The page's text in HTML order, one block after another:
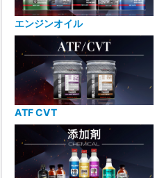
エンジンオイル
ATF CVT